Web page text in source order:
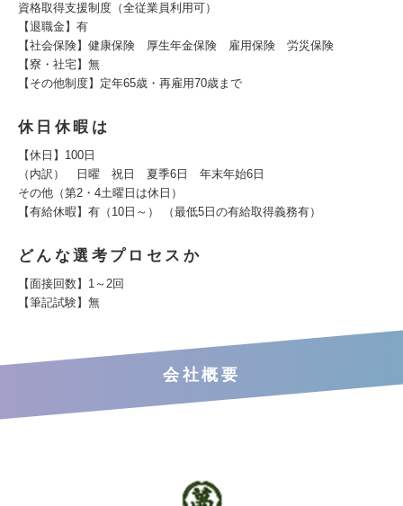
資格取得支援制度（全従業員利用可）
【退職金】有
【社会保険】健康保険 厚生年金保険 雇用保険 労災保険
【寮・社宅】無
【その他制度】定年65歳・再雇用70歳まで
休日休暇は
【休日】100日
（内訳） 日曜 祝日 夏季6日 年末年始6日
その他（第2・4土曜日は休日）
【有給休暇】有（10日～） （最低5日の有給取得義務有）
どんな選考プロセスか
【面接回数】1～2回
【筆記試験】無
会社概要